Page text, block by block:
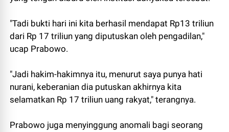
"Tadi bukti hari ini kita berhasil mendapat Rp13 triliun
dari Rp 17 triliun yang diputuskan oleh pengadilan,"
ucap Prabowo.
"Jadi hakim-hakimnya itu, menurut saya punya hati
nurani, keberanian dia putuskan akhirnya kita
selamatkan Rp 17 triliun uang rakyat," terangnya.
Prabowo juga menyinggung anomali bagi seorang